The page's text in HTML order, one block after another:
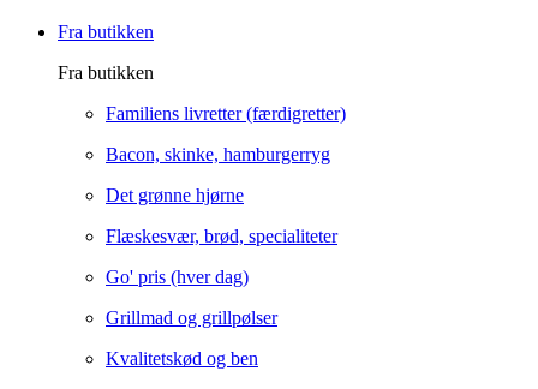
Fra butikken
Fra butikken
Familiens livretter (færdigretter)
Bacon, skinke, hamburgerryg
Det grønne hjørne
Flæskesvær, brød, specialiteter
Go' pris (hver dag)
Grillmad og grillpølser
Kvalitetskød og ben